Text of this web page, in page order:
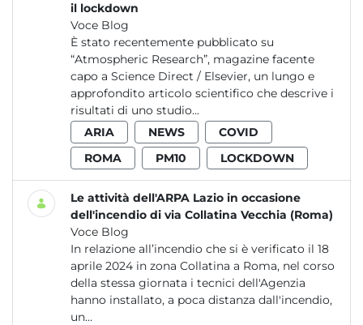
il lockdown
Voce Blog
È stato recentemente pubblicato su
“Atmospheric Research”, magazine facente
capo a Science Direct / Elsevier, un lungo e
approfondito articolo scientifico che descrive i
risultati di uno studio...
ARIA
NEWS
COVID
ROMA
PM10 LOCKDOWN
Le attività dell'ARPA Lazio in occasione
dell'incendio di via Collatina Vecchia (Roma)
Voce Blog
In relazione all’incendio che si è verificato il 18
aprile 2024 in zona Collatina a Roma, nel corso
della stessa giornata i tecnici dell'Agenzia
hanno installato, a poca distanza dall'incendio,
un...